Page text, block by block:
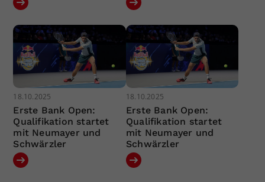
18.10.2025
Erste Bank Open:
Qualifikation startet
mit Neumayer und
Schwärzler
18.10.2025
Erste Bank Open:
Qualifikation startet
mit Neumayer und
Schwärzler